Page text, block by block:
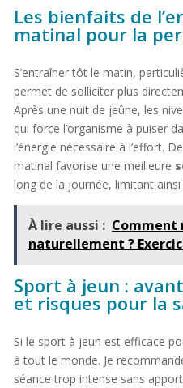
Les bienfaits de
matinal pour la
S’entraîner tôt le matin,
permet de solliciter plus
Après une nuit de jeûne, les
qui force l’organisme à puiser
l’énergie nécessaire à l’effort.
matinal favorise une meilleure
long de la journée, limitant
À lire aussi : Comment
naturellement ?
Sport à jeun :
et risques pour la
Si le sport à jeun est efficace
à tout le monde. Je
séance trop intense sans